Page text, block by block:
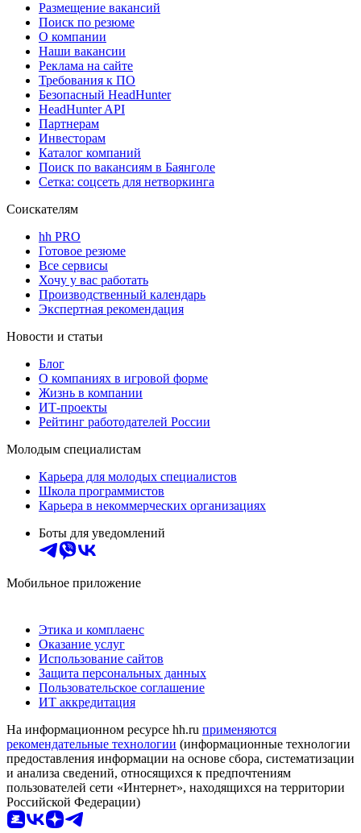
Размещение вакансий
Поиск по резюме
О компании
Наши вакансии
Реклама на сайте
Требования к ПО
Безопасный HeadHunter
HeadHunter API
Партнерам
Инвесторам
Каталог компаний
Поиск по вакансиям в Баянголе
Сетка: соцсеть для нетворкинга
Соискателям
hh PRO
Готовое резюме
Все сервисы
Хочу у вас работать
Производственный календарь
Экспертная рекомендация
Новости и статьи
Блог
О компаниях в игровой форме
Жизнь в компании
ИТ-проекты
Рейтинг работодателей России
Молодым специалистам
Карьера для молодых специалистов
Школа программистов
Карьера в некоммерческих организациях
Боты для уведомлений
Мобильное приложение
Этика и комплаенс
Оказание услуг
Использование сайтов
Защита персональных данных
Пользовательское соглашение
ИТ аккредитация
На информационном ресурсе hh.ru применяются
рекомендательные технологии (информационные технологии
предоставления информации на основе сбора, систематизации
и анализа сведений, относящихся к предпочтениям
пользователей сети «Интернет», находящихся на территории
Российской Федерации)